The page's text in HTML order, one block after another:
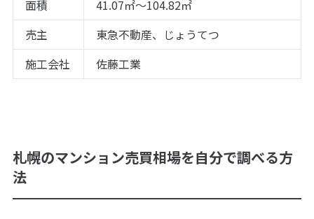
面積
41.07㎡～104.82㎡
売主
東急不動産、じょうてつ
施工会社
佐藤工業
札幌のマンション売買相場を自分で調べる方
法